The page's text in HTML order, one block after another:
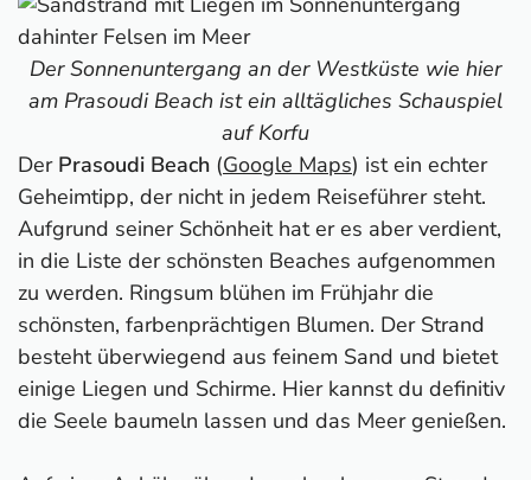
Der Sonnenuntergang an der Westküste wie hier
am Prasoudi Beach ist ein alltägliches Schauspiel
auf Korfu
Der Prasoudi Beach (Google Maps) ist ein echter
Geheimtipp, der nicht in jedem Reiseführer steht.
Aufgrund seiner Schönheit hat er es aber verdient,
in die Liste der schönsten Beaches aufgenommen
zu werden. Ringsum blühen im Frühjahr die
schönsten, farbenprächtigen Blumen. Der Strand
besteht überwiegend aus feinem Sand und bietet
einige Liegen und Schirme. Hier kannst du definitiv
die Seele baumeln lassen und das Meer genießen.